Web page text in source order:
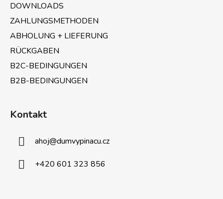
DOWNLOADS
ZAHLUNGSMETHODEN
ABHOLUNG + LIEFERUNG
RÜCKGABEN
B2C-BEDINGUNGEN
B2B-BEDINGUNGEN
Kontakt
ahoj@dumvypinacu.cz
+420 601 323 856